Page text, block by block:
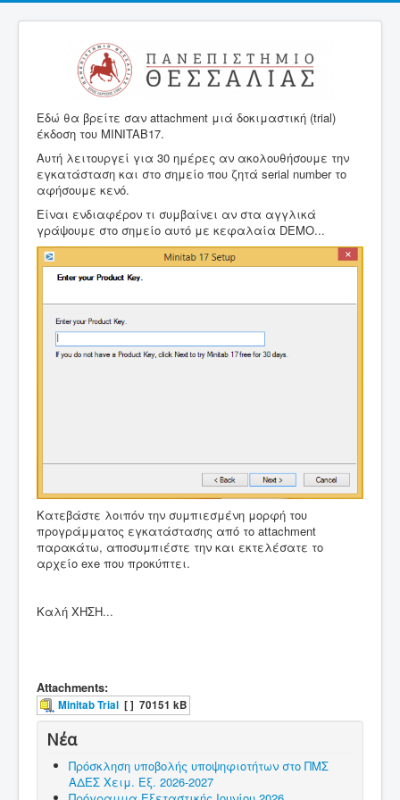
Εδώ θα βρείτε σαν attachment μιά δοκιμαστική (trial)
έκδοση του MINITAB17.
Αυτή λειτουργεί για 30 ημέρες αν ακολουθήσουμε την
εγκατάσταση και στο σημείο που ζητά serial number το
αφήσουμε κενό.
Είναι ενδιαφέρον τι συμβαίνει αν στα αγγλικά
γράψουμε στο σημείο αυτό με κεφαλαία DEMO...
Κατεβάστε λοιπόν την συμπιεσμένη μορφή του
προγράμματος εγκατάστασης από το attachment
παρακάτω, αποσυμπιέστε την και εκτελέσατε το
αρχείο exe που προκύπτει.
Καλή ΧΗΣΗ...
Attachments:
Minitab Trial [ ] 70151 kB
Νέα
Πρόσκληση υποβολής υποψηφιοτήτων στο ΠΜΣ
ΑΔΕΣ Χειμ. Εξ. 2026-2027